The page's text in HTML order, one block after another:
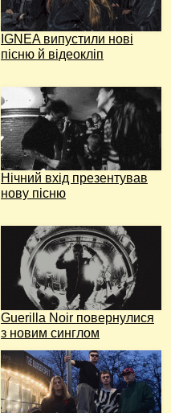
IGNEA випустили нові
пісню й відеокліп
Нічний вхід презентував
нову пісню
Guerilla Noir повернулися
з новим синглом